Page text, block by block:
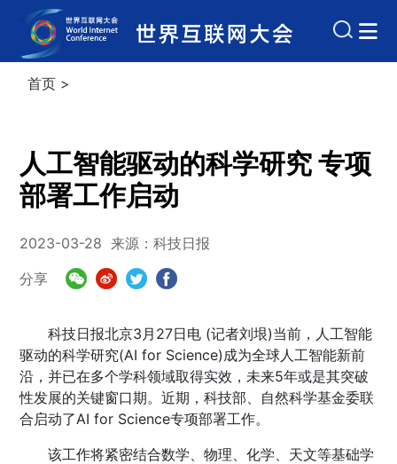
首页 >
人工智能驱动的科学研究 专项
部署工作启动
2023-03-28 来源：科技日报
分享
科技日报北京3月27日电 (记者刘垠)当前，人工智能
驱动的科学研究(AI for Science)成为全球人工智能新前
沿，并已在多个学科领域取得实效，未来5年或是其突破
性发展的关键窗口期。近期，科技部、自然科学基金委联
合启动了AI for Science专项部署工作。
该工作将紧密结合数学、物理、化学、天文等基础学